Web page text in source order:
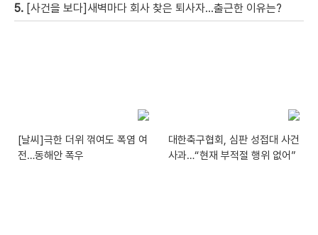
5. [사건을 보다]새벽마다 회사 찾은 퇴사자…출근한 이유는?
[날씨]극한 더위 꺾여도 폭염 여
전…동해안 폭우
대한축구협회, 심판 성접대 사건
사과…“현재 부적절 행위 없어”